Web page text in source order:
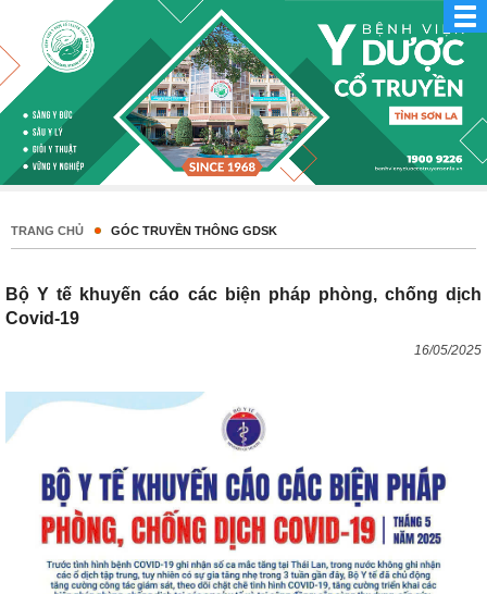
TRANG CHỦ GÓC TRUYỀN THÔNG GDSK
Bộ Y tế khuyến cáo các biện pháp phòng, chống dịch
Covid-19
16/05/2025